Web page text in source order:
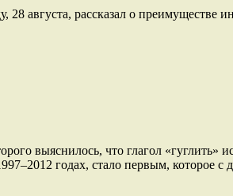
августа, рассказал о преимуществе
выяснилось, что глагол «гуглить»
годах, стало первым, которое